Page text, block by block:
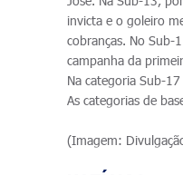
invicta e o goleiro
cobranças. No Sub-
campanha da
Na categoria Sub-
As categorias de
(Imagem: